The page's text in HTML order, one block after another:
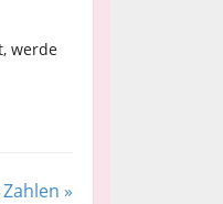
werde
»